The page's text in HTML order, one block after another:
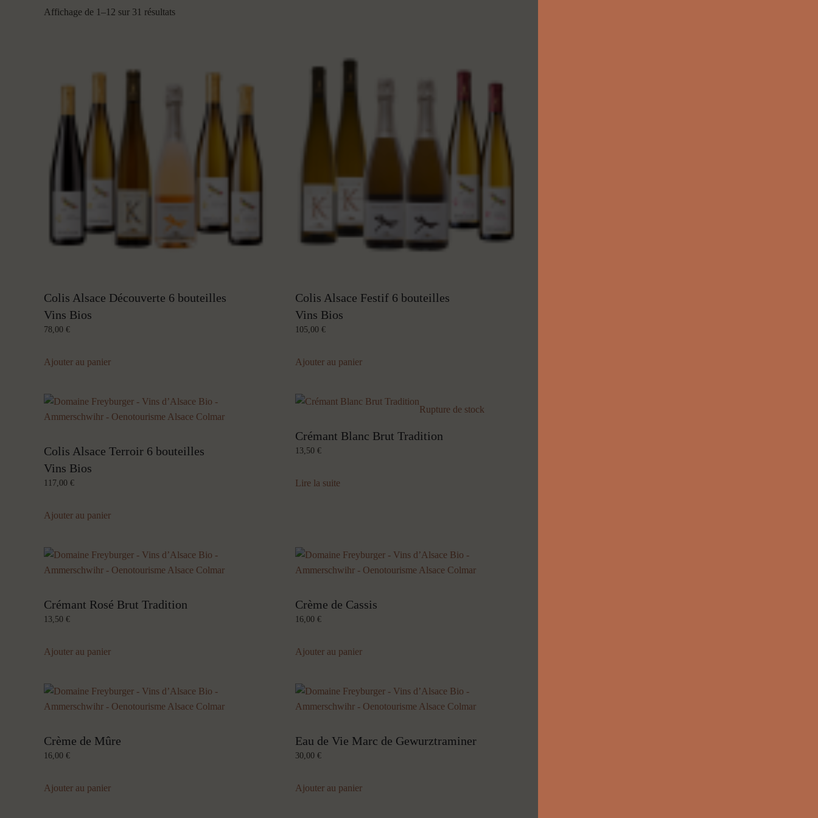
Affichage de 1–12 sur 31 résultats
Colis Alsace Découverte 6 bouteilles
Vins Bios
78,00 €
Ajouter au panier
Colis Alsace Festif 6 bouteilles
Vins Bios
105,00€
Ajouter au panier
Colis Alsace Terroir 6 bouteilles
Vins Bios
117,00 €
Ajouter au panier
Rupture de stock
Crémant Blanc Brut Tradition
13,50€
Lire la suite
Crémant Rosé Brut Tradition
13,50 €
Ajouter au panier
Crème de Cassis
16,00€
Ajouter au panier
Crème de Mûre
16,00 €
Ajouter au panier
Eau de Vie Marc de Gewurztraminer
30,00€
Ajouter au panier